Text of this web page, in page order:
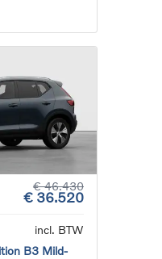
€ 46.430
€ 36.520
incl. BTW
B3 Mild-